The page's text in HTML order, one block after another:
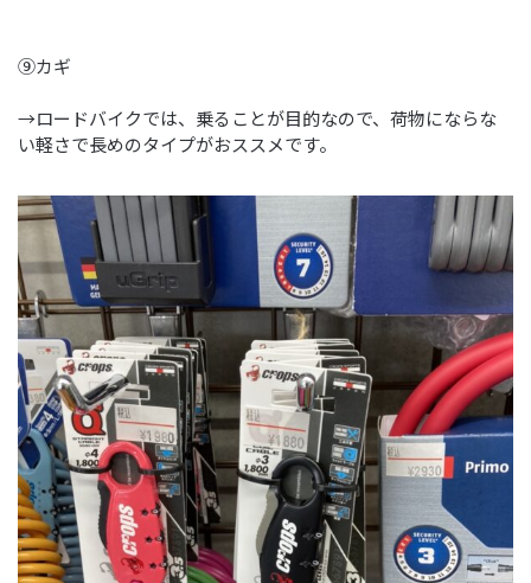
⑨カギ
→ロードバイクでは、乗ることが目的なので、荷物にならな
い軽さで長めのタイプがおススメです。